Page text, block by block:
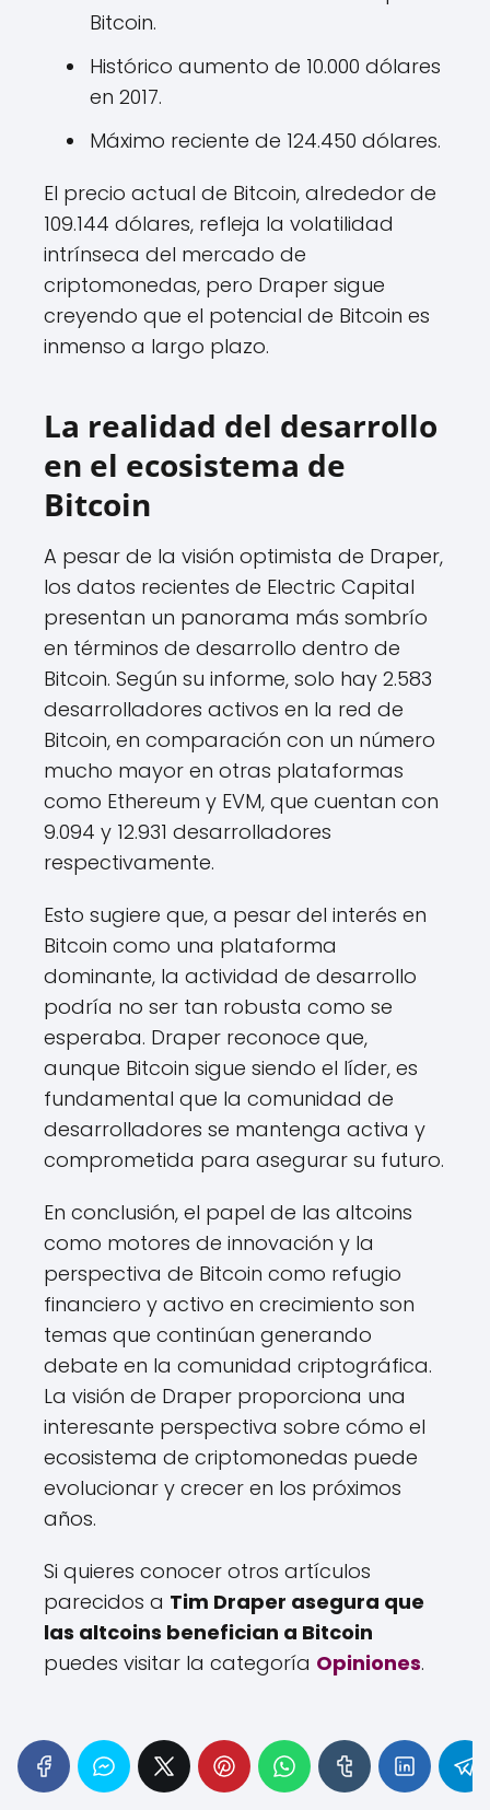
Bitcoin.
Histórico aumento de 10.000 dólares
en 2017.
Máximo reciente de 124.450 dólares.
El precio actual de Bitcoin, alrededor de
109.144 dólares, refleja la volatilidad
intrínseca del mercado de
criptomonedas, pero Draper sigue
creyendo que el potencial de Bitcoin es
inmenso a largo plazo.
La realidad del desarrollo
en el ecosistema de
Bitcoin
A pesar de la visión optimista de Draper,
los datos recientes de Electric Capital
presentan un panorama más sombrío
en términos de desarrollo dentro de
Bitcoin. Según su informe, solo hay 2.583
desarrolladores activos en la red de
Bitcoin, en comparación con un número
mucho mayor en otras plataformas
como Ethereum y EVM, que cuentan con
9.094 y 12.931 desarrolladores
respectivamente.
Esto sugiere que, a pesar del interés en
Bitcoin como una plataforma
dominante, la actividad de desarrollo
podría no ser tan robusta como se
esperaba. Draper reconoce que,
aunque Bitcoin sigue siendo el líder, es
fundamental que la comunidad de
desarrolladores se mantenga activa y
comprometida para asegurar su futuro.
En conclusión, el papel de las altcoins
como motores de innovación y la
perspectiva de Bitcoin como refugio
financiero y activo en crecimiento son
temas que continúan generando
debate en la comunidad criptográfica.
La visión de Draper proporciona una
interesante perspectiva sobre cómo el
ecosistema de criptomonedas puede
evolucionar y crecer en los próximos
años.
Si quieres conocer otros artículos
parecidos a Tim Draper asegura que
las altcoins benefician a Bitcoin
puedes visitar la categoría Opiniones.